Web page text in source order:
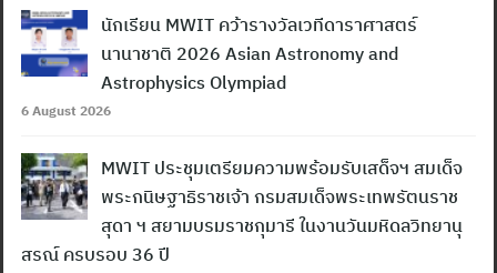
นักเรียน MWIT คว้ารางวัลเวทีดาราศาสตร์
นานาชาติ 2026 Asian Astronomy and
Astrophysics Olympiad
6 August 2026
MWIT ประชุมเตรียมความพร้อมรับเสด็จฯ สมเด็จ
พระกนิษฐาธิราชเจ้า กรมสมเด็จพระเทพรัตนราช
สุดา ฯ สยามบรมราชกุมารี ในงานวันมหิดลวิทยานุ
สรณ์ ครบรอบ 36 ปี